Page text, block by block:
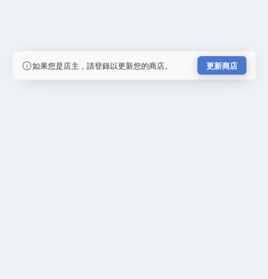
如果您是店主，請登錄以更新您的商店。 更新商店